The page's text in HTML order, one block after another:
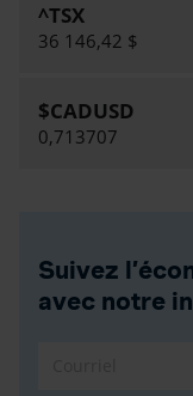
^TSX
36 146,42 $
$CADUSD
0,713707
Suivez
avec notre